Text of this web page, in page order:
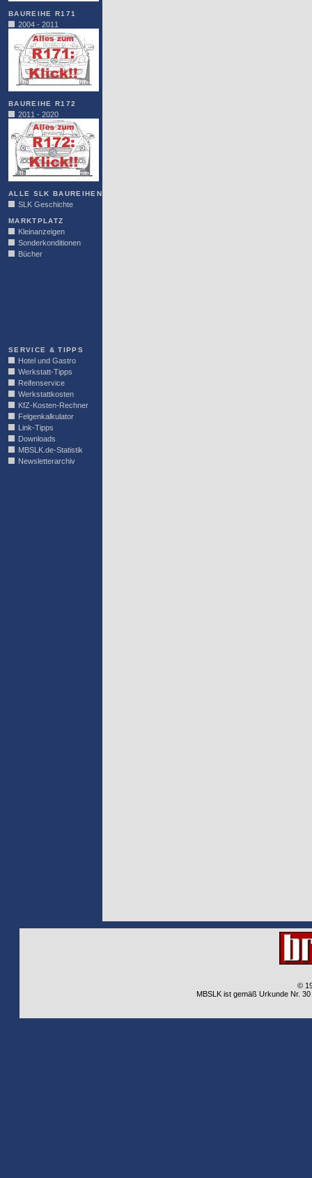
BAUREIHE R171
2004 - 2011
BAUREIHE R172
2011 - 2020
ALLE SLK BAUREIHEN
SLK Geschichte
MARKTPLATZ
Kleinanzeigen
Sonderkonditionen
Bücher
SERVICE & TIPPS
Hotel und Gastro
Werkstatt-Tipps
Reifenservice
Werkstattkosten
KfZ-Kosten-Rechner
Felgenkalkulator
Link-Tipps
Downloads
MBSLK.de-Statistik
Newsletterarchiv
©
MBSLK ist gemäß Urkunde Nr.